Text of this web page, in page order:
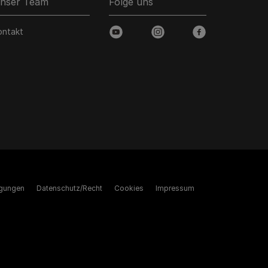
youtube instagramfacebook
Datenschutz/Recht Cookies Impressum